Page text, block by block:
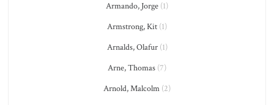
Armando, Jorge (1)
Armstrong, Kit (1)
Arnalds, Olafur(1)
Arne, Thomas (7)
Arnold, Malcolm (2)